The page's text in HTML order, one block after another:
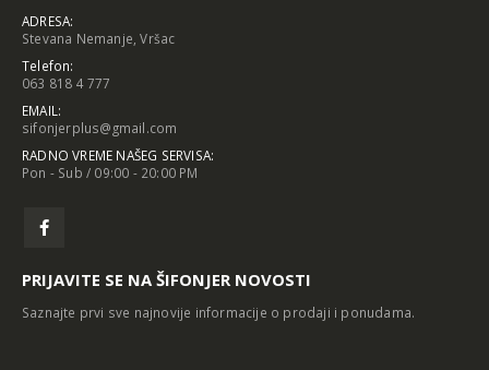
ADRESA:
Stevana Nemanje, Vršac
Telefon:
063 818 4 777
EMAIL:
sifonjerplus@gmail.com
RADNO VREME NAŠEG SERVISA:
Pon - Sub / 09:00 - 20:00 PM
PRIJAVITE SE NA ŠIFONJER NOVOSTI
Saznajte prvi sve najnovije informacije o prodaji i ponudama.